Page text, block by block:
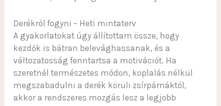
Derékról fogyni – Heti mintaterv
A gyakorlatokat úgy állítottam össze, hogy
kezdők is bátran belevághassanak, és a
változatosság fenntartsa a motivációt. Ha
szeretnél természetes módon, koplalás nélkül
megszabadulni a derék körüli zsírpárnáktól,
akkor a rendszeres mozgás lesz a legjobb